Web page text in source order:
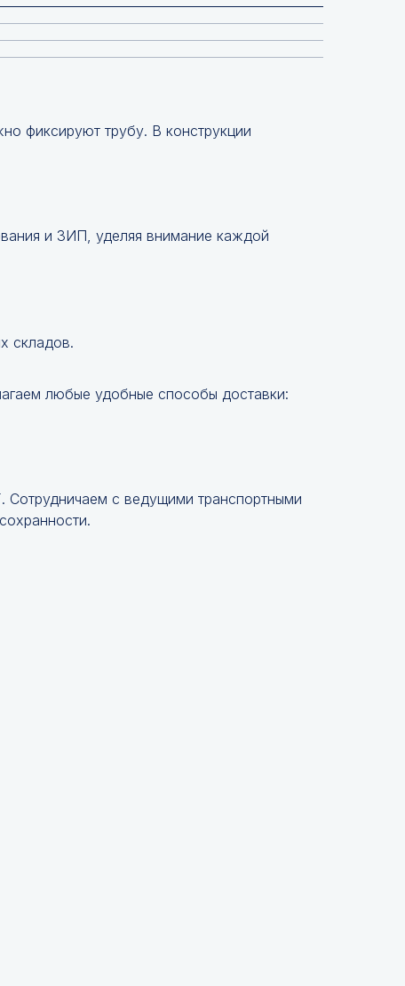
фиксируют трубу. В конструкции
и ЗИП, уделяя внимание каждой
складов.
любые удобные способы доставки:
Сотрудничаем с ведущими транспортными